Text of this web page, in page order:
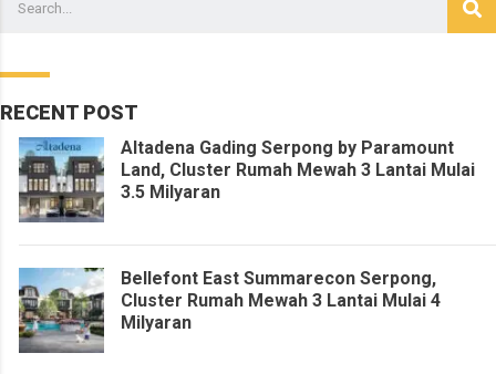
RECENT POST
Altadena Gading Serpong by Paramount
Land, Cluster Rumah Mewah 3 Lantai Mulai
3.5 Milyaran
Bellefont East Summarecon Serpong,
Cluster Rumah Mewah 3 Lantai Mulai 4
Milyaran